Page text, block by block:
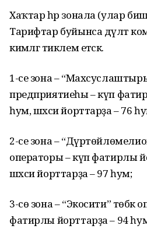
Хаҡтар һәр зонала (улар
Тарифтар буйынса дәүләт
кимәлгә тиклем етәсәк.
1-се зона –
предприятиеһы – күп
һум, шәхси йорттарҙа – 76
2-се зона –
операторы – күп фатирлы
шәхси йорттарҙа – 97 һум;
3-сө зона – “Экосити” төбәк
фатирлы йорттарҙа – 94